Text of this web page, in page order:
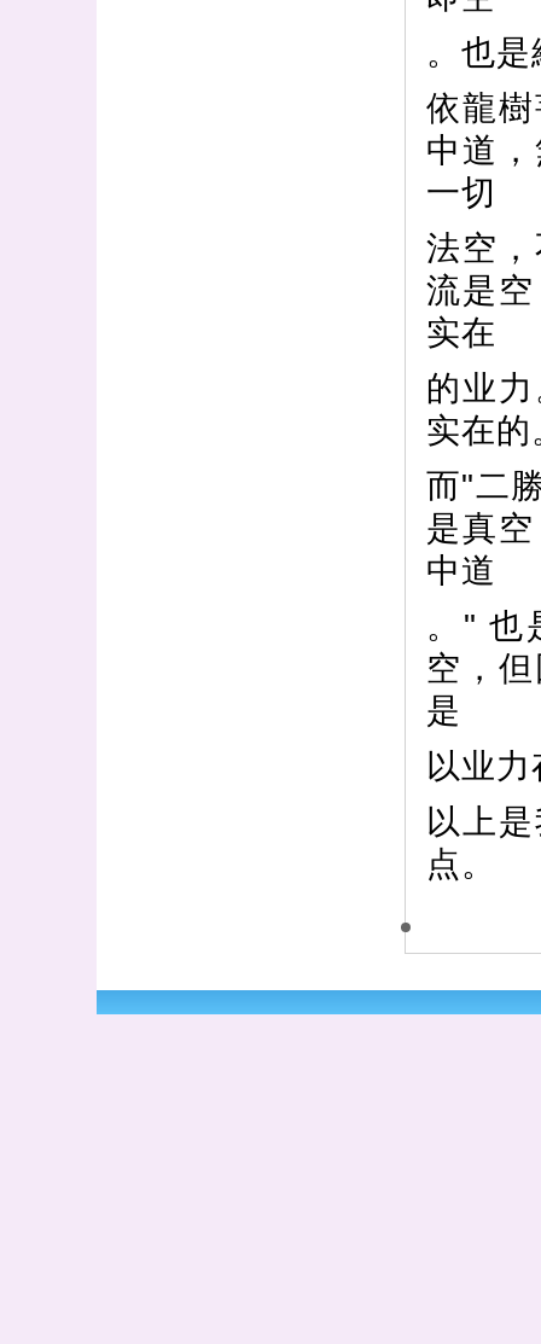
。也
依龍
中道
一切
法空
流是
实在
的业
实在
而"二
是真
中道
。" 也
空，
是
以业
以上
点。